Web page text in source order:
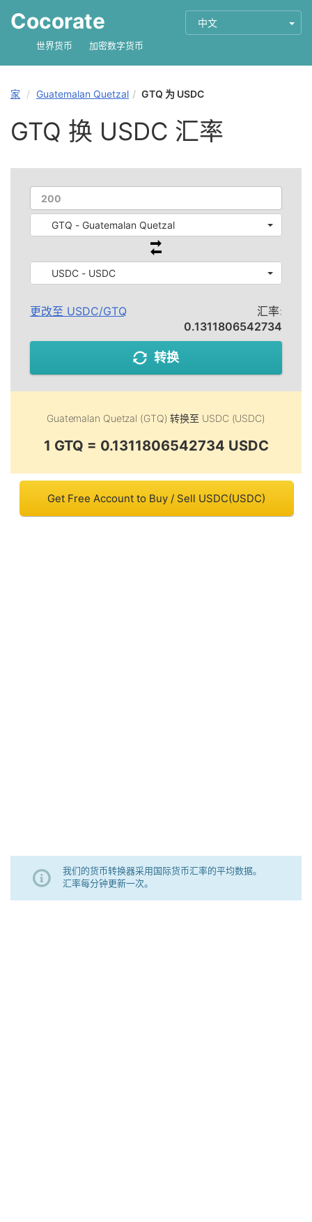
Cocorate 中文
世界货币 加密数字货币
家 Guatemalan Quetzal GTQ 为 USDC
GTQ 换 USDC 汇率
GTQ - Guatemalan Quetzal
USDC - USDC
更改至 USDC/GTQ
汇率:
0.1311806542734
转换
Guatemalan Quetzal (GTQ) 转换至 USDC (USDC)
1 GTQ = 0.1311806542734 USDC
Get Free Account to Buy / Sell USDC(USDC)
我们的货币转换器采用国际货币汇率的平均数据。
汇率每分钟更新一次。